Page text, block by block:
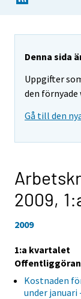
Denna sida
Uppgifter
den
Gå till den
2009,
2009
1:a kvartalet
Kostnaden
under januari